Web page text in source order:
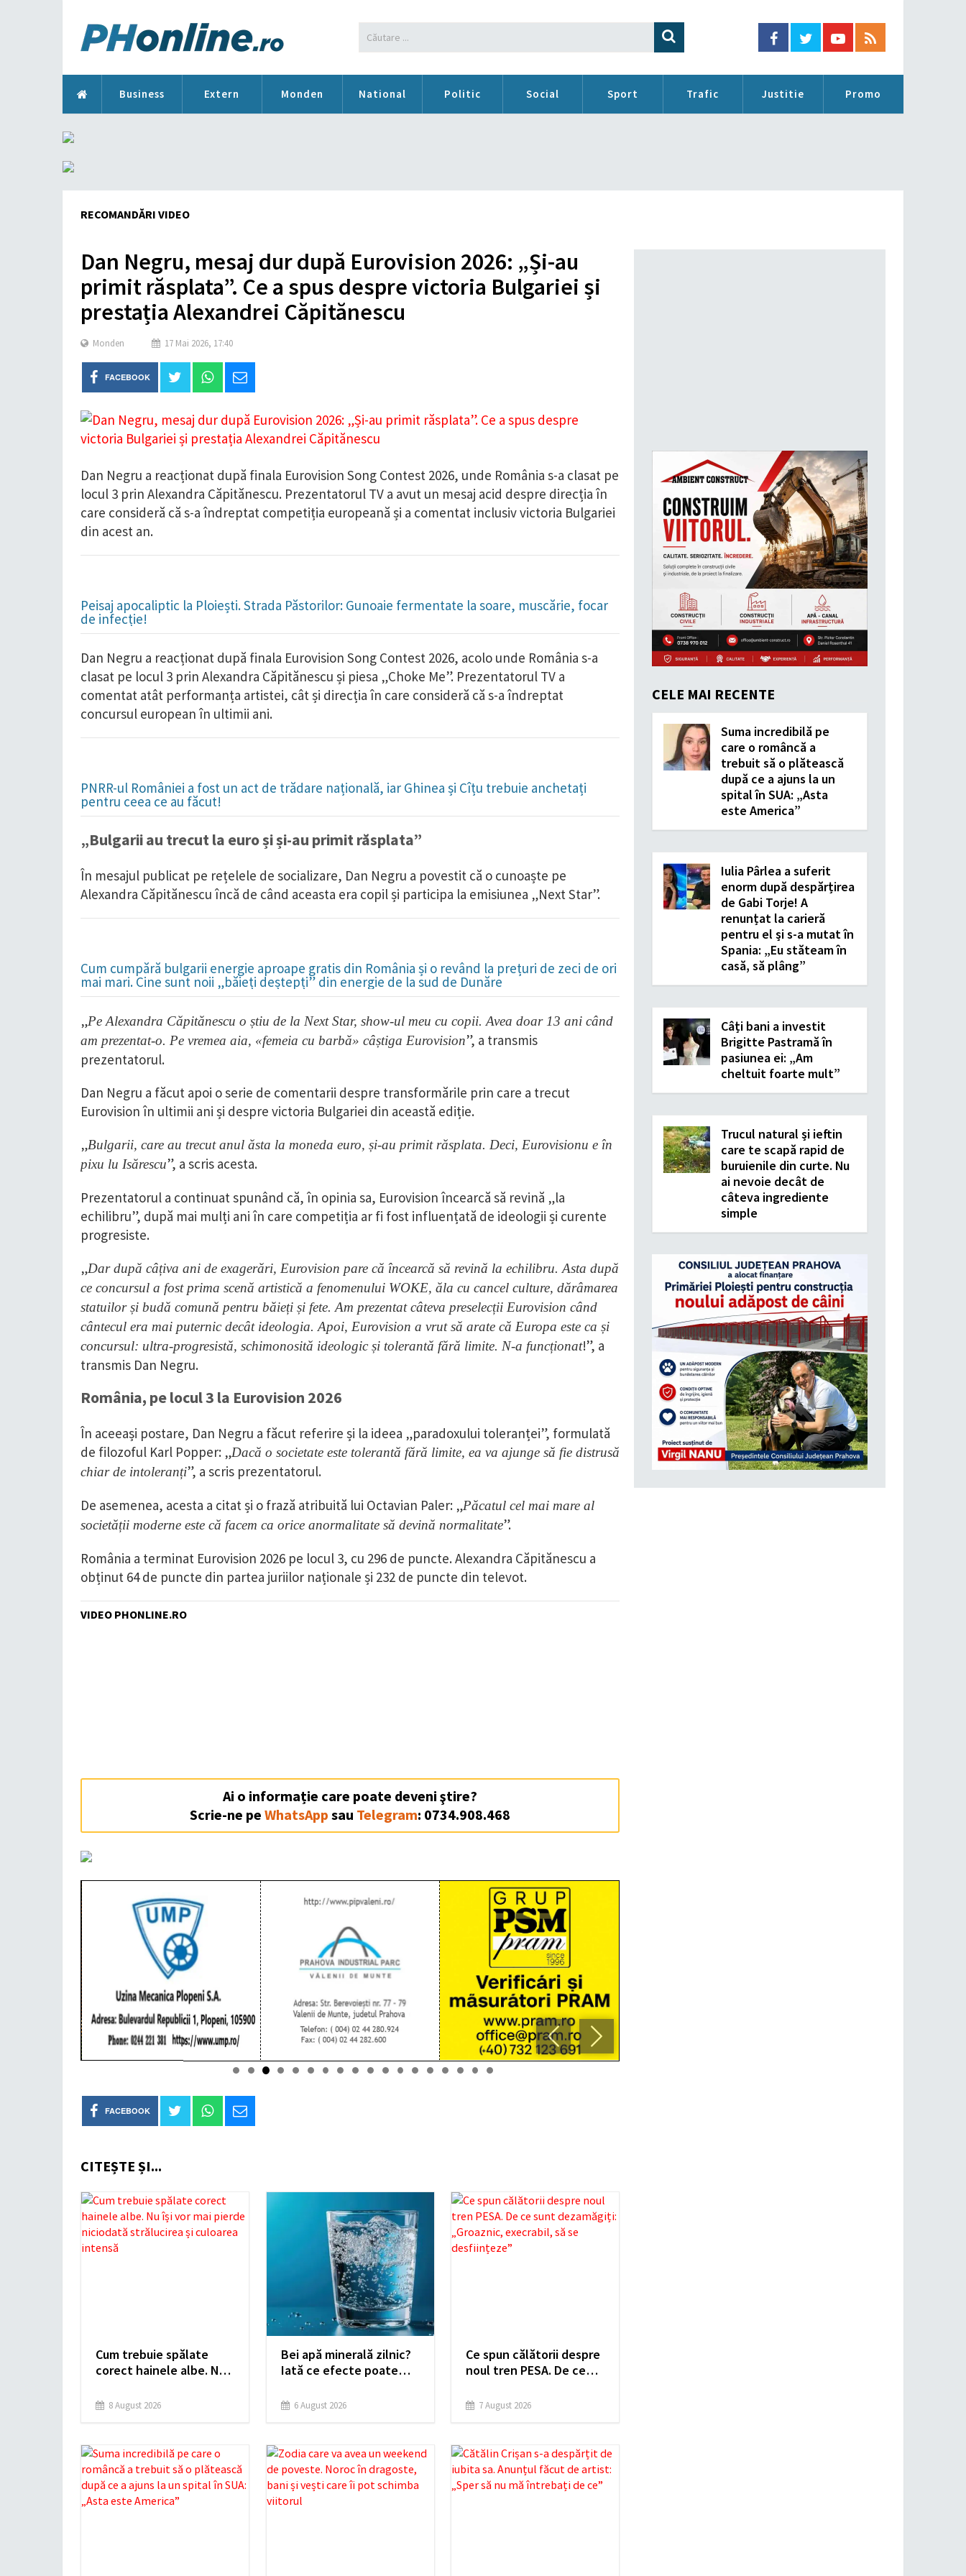
Business Extern Monden National Politic Social Sport Trafic Justitie Promo
RECOMANDĂRI VIDEO
Dan Negru, mesaj dur după Eurovision 2026: „Și-au
primit răsplata”. Ce a spus despre victoria Bulgariei și
prestația Alexandrei Căpitănescu
Monden 17 Mai 2026, 17:40
FACEBOOK
Dan Negru a reacționat după finala Eurovision Song Contest 2026, unde România s-a clasat pe
locul 3 prin Alexandra Căpitănescu. Prezentatorul TV a avut un mesaj acid despre direcția în
care consideră că s-a îndreptat competiția europeană și a comentat inclusiv victoria Bulgariei
din acest an.
Peisaj apocaliptic la Ploiești. Strada Păstorilor: Gunoaie fermentate la soare, muscărie, focar
de infecție!
Dan Negru a reacționat după finala Eurovision Song Contest 2026, acolo unde România s-a
clasat pe locul 3 prin Alexandra Căpitănescu și piesa „Choke Me”. Prezentatorul TV a
comentat atât performanța artistei, cât și direcția în care consideră că s-a îndreptat
concursul european în ultimii ani.
PNRR-ul României a fost un act de trădare națională, iar Ghinea și Cîțu trebuie anchetați
pentru ceea ce au făcut!
„Bulgarii au trecut la euro și și-au primit răsplata”
În mesajul publicat pe rețelele de socializare, Dan Negru a povestit că o cunoaște pe
Alexandra Căpitănescu încă de când aceasta era copil și participa la emisiunea „Next Star”.
Cum cumpără bulgarii energie aproape gratis din România și o revând la prețuri de zeci de ori
mai mari. Cine sunt noii „băieți deștepți” din energie de la sud de Dunăre
„Pe Alexandra Căpitănescu o știu de la Next Star, show-ul meu cu copii. Avea doar 13 ani când
am prezentat-o. Pe vremea aia, «femeia cu barbă» câștiga Eurovision”, a transmis
prezentatorul.
Dan Negru a făcut apoi o serie de comentarii despre transformările prin care a trecut
Eurovision în ultimii ani și despre victoria Bulgariei din această ediție.
„Bulgarii, care au trecut anul ăsta la moneda euro, și-au primit răsplata. Deci, Eurovisionu e în
pixu lu Isărescu”, a scris acesta.
Prezentatorul a continuat spunând că, în opinia sa, Eurovision încearcă să revină „la
echilibru”, după mai mulți ani în care competiția ar fi fost influențată de ideologii și curente
progresiste.
„Dar după câțiva ani de exagerări, Eurovision pare că încearcă să revină la echilibru. Asta după
ce concursul a fost prima scenă artistică a fenomenului WOKE, ăla cu cancel culture, dărâmarea
statuilor și budă comună pentru băieți și fete. Am prezentat câteva preselecții Eurovision când
cântecul era mai puternic decât ideologia. Apoi, Eurovision a vrut să arate că Europa este ca și
concursul: ultra-progresistă, schimonosită ideologic și tolerantă fără limite. N-a funcționat!”, a
transmis Dan Negru.
România, pe locul 3 la Eurovision 2026
În aceeași postare, Dan Negru a făcut referire și la ideea „paradoxului toleranței”, formulată
de filozoful Karl Popper: „Dacă o societate este tolerantă fără limite, ea va ajunge să fie distrusă
chiar de intoleranți”, a scris prezentatorul.
De asemenea, acesta a citat și o frază atribuită lui Octavian Paler: „Păcatul cel mai mare al
societății moderne este că facem ca orice anormalitate să devină normalitate”.
România a terminat Eurovision 2026 pe locul 3, cu 296 de puncte. Alexandra Căpitănescu a
obținut 64 de puncte din partea juriilor naționale și 232 de puncte din televot.
VIDEO PHONLINE.RO
Ai o informație care poate deveni ştire?
Scrie-ne peWhatsApp sau Telegram: 0734.908.468
FACEBOOK
CITEȘTE ȘI...
Cum trebuie spălate
corect hainele albe. Nu
niciodată strălucirea și
8 August 2026
Bei apă minerală zilnic?
Iată ce efecte poate
organismului, potrivit
6 August 2026
Ce spun călătorii despre
noul tren PESA. De ce
„Groaznic, execrabil, să
7 August 2026
CELE MAI RECENTE
Suma incredibilă pe
care o româncă a
trebuit să o plătească
după ce a ajuns la un
spital în SUA: „Asta
este America”
Iulia Pârlea a suferit
enorm după despărțirea
de Gabi Torje! A
renunțat la carieră
pentru el și s-a mutat în
Spania: „Eu stăteam în
casă, să plâng”
Câți bani a investit
Brigitte Pastramă în
pasiunea ei: „Am
cheltuit foarte mult”
Trucul natural și ieftin
care te scapă rapid de
buruienile din curte. Nu
ai nevoie decât de
câteva ingrediente
simple